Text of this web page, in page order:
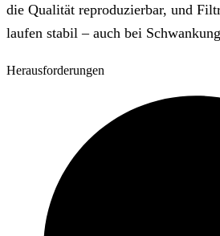
die Qualität reproduzierbar, und
laufen stabil – auch bei
Herausforderungen